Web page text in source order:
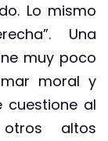
Lo mismo
Una
muy poco
moral y
cuestione al
altos